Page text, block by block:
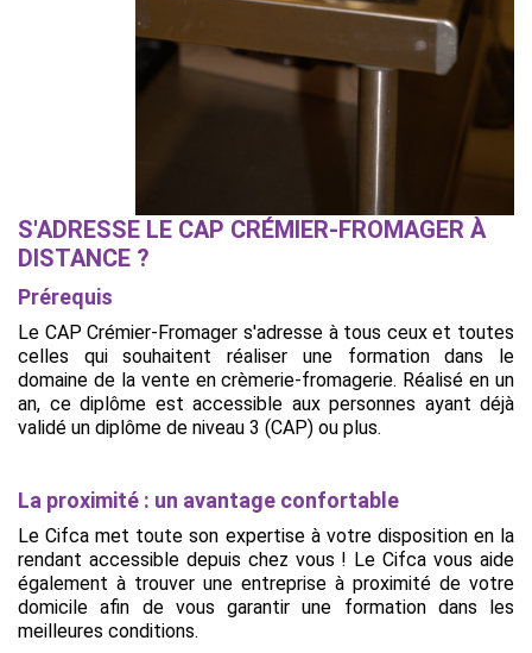
S'ADRESSE LE CAP CRÉMIER-FROMAGER À
DISTANCE ?
Prérequis
Le CAP Crémier-Fromager s'adresse à tous ceux et toutes
celles qui souhaitent réaliser une formation dans le
domaine de la vente en crèmerie-fromagerie. Réalisé en un
an, ce diplôme est accessible aux personnes ayant déjà
validé un diplôme de niveau 3 (CAP) ou plus.
La proximité : un avantage confortable
Le Cifca met toute son expertise à votre disposition en la
rendant accessible depuis chez vous ! Le Cifca vous aide
également à trouver une entreprise à proximité de votre
domicile afin de vous garantir une formation dans les
meilleures conditions.